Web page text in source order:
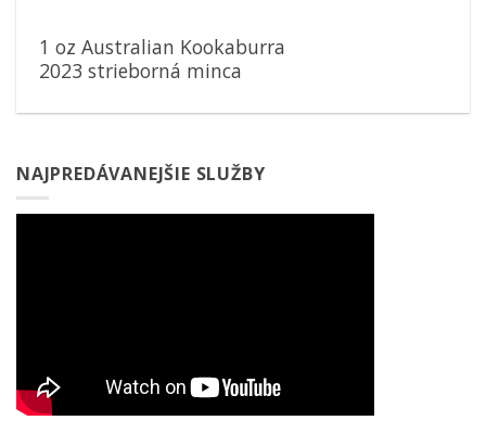
1 oz Australian Kookaburra
2023 strieborná minca
NAJPREDÁVANEJŠIE SLUŽBY